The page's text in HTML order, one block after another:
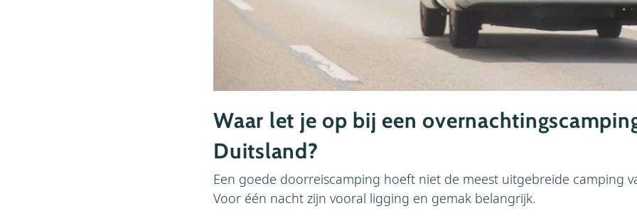
Waar let je op bij een
Duitsland?
Een goede doorreiscamping hoeft niet de meest uitgebreide camping
Voor één nacht zijn vooral ligging en gemak belangrijk.